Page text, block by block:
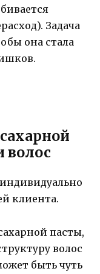
Задача
она стала
волос
клиента.
пасты,
волос
быть чуть